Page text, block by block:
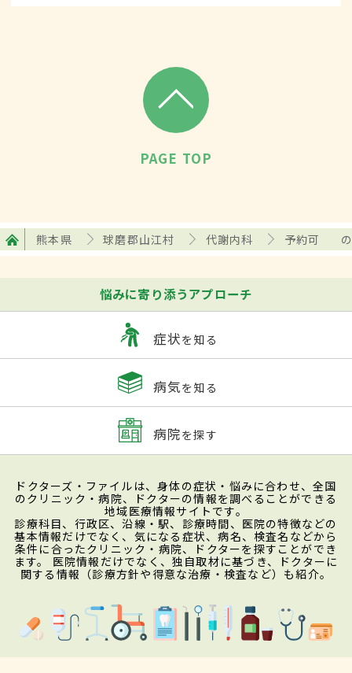
PAGE TOP
熊本県 球磨郡山江村 代謝内科 予約可
悩みに寄り添うアプローチ
症状を知る
病気を知る
病院を探す
ドクターズ・ファイルは、身体の症状・悩みに合わせ、全国
のクリニック・病院、ドクターの情報を調べることができる
地域医療情報サイトです。
診療科目、行政区、沿線・駅、診療時間、医院の特徴などの
基本情報だけでなく、気になる症状、病名、検査名などから
条件に合ったクリニック・病院、ドクターを探すことができ
ます。 医院情報だけでなく、独自取材に基づき、ドクターに
関する情報（診療方針や得意な治療・検査など）も紹介。